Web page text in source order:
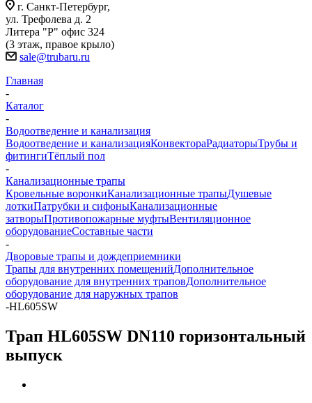
г. Санкт-Петербург,
ул. Трефолева д. 2
Литера "Р" офис 324
(3 этаж, правое крыло)
sale@trubaru.ru
Главная
-
Каталог
-
Водоотведение и канализация
Водоотведение и канализацияКонвектораРадиаторыТрубы и
фитингиТёплый пол
-
Канализационные трапы
Кровельные воронкиКанализационные трапыДушевые
лоткиПатрубки и сифоныКанализационные
затворыПротивопожарные муфтыВентиляционное
оборудованиеСоставные части
-
Дворовые трапы и дождеприемники
Трапы для внутренних помещенийДополнительное
оборудование для внутренних траповДополнительное
оборудование для наружных трапов
-HL605SW
Трап HL605SW DN110 горизонтальный
выпуск